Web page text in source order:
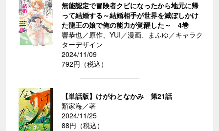
無能認定で冒険者クビになったから地元に帰
って結婚する～結婚相手が世界を滅ぼしかけ
た龍王の娘で俺の能力が覚醒した～ 4巻
響恭也／原作、YUI／漫画、まふゆ／キャラク
ターデザイン
2024/11/09
792円（税込）
【単話版】けがわとなかみ 第21話
類家海／著
2024/11/25
88円（税込）